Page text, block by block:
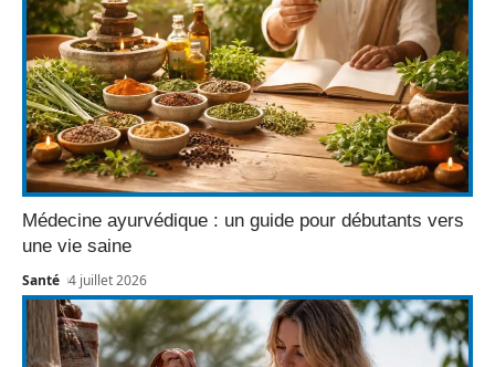
Médecine ayurvédique : un guide pour débutants vers
une vie saine
Santé 4 juillet 2026